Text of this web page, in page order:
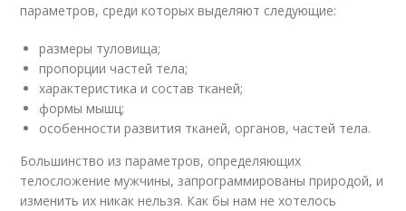
параметров, среди которых выделяют следующие:
размеры туловища;
пропорции частей тела;
характеристика и состав тканей;
формы мышц;
особенности развития тканей, органов, частей тела.
Большинство из параметров, определяющих
телосложение мужчины, запрограммированы природой, и
изменить их никак нельзя. Как бы нам не хотелось